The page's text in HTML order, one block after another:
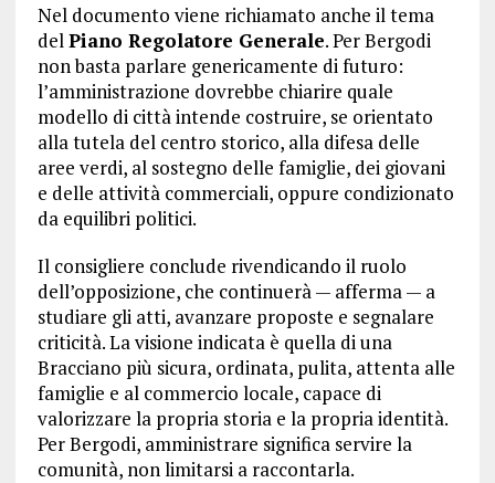
Nel documento viene richiamato anche il tema
del Piano Regolatore Generale. Per Bergodi
non basta parlare genericamente di futuro:
l’amministrazione dovrebbe chiarire quale
modello di città intende costruire, se orientato
alla tutela del centro storico, alla difesa delle
aree verdi, al sostegno delle famiglie, dei giovani
e delle attività commerciali, oppure condizionato
da equilibri politici.
Il consigliere conclude rivendicando il ruolo
dell’opposizione, che continuerà — afferma — a
studiare gli atti, avanzare proposte e segnalare
criticità. La visione indicata è quella di una
Bracciano più sicura, ordinata, pulita, attenta alle
famiglie e al commercio locale, capace di
valorizzare la propria storia e la propria identità.
Per Bergodi, amministrare significa servire la
comunità, non limitarsi a raccontarla.